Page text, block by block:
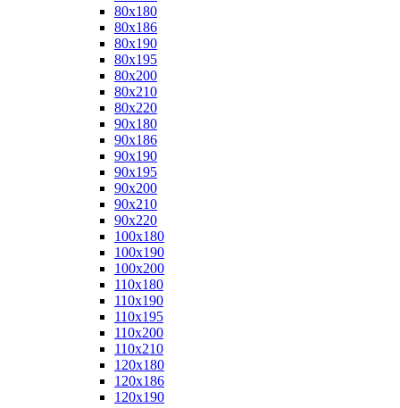
80x180
80x186
80x190
80x195
80x200
80x210
80x220
90x180
90x186
90x190
90x195
90x200
90x210
90x220
100x180
100x190
100x200
110x180
110x190
110x195
110x200
110x210
120x180
120x186
120x190